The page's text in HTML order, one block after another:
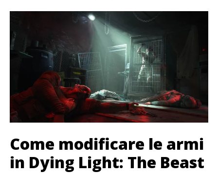
Come modificare le armi
in Dying Light: The Beast